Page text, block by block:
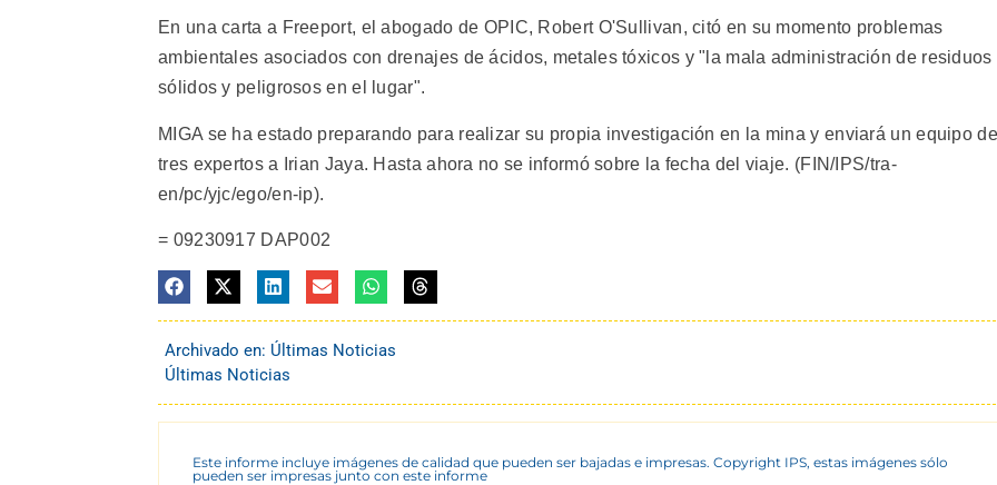
En una carta a Freeport, el abogado de OPIC, Robert O'Sullivan, citó en su momento problemas
ambientales asociados con drenajes de ácidos, metales tóxicos y "la mala administración de residuos
sólidos y peligrosos en el lugar".
MIGA se ha estado preparando para realizar su propia investigación en la mina y enviará un equipo de
tres expertos a Irian Jaya. Hasta ahora no se informó sobre la fecha del viaje. (FIN/IPS/tra-
en/pc/yjc/ego/en-ip).
= 09230917 DAP002
Archivado en: Últimas Noticias
Últimas Noticias
Este informe incluye imágenes de calidad que pueden ser bajadas e impresas. Copyright IPS, estas imágenes sólo
pueden ser impresas junto con este informe